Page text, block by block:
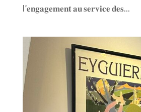
l’𝐞𝐧𝐠𝐚𝐠𝐞𝐦𝐞𝐧𝐭 𝐚𝐮 𝐬𝐞𝐫𝐯𝐢𝐜𝐞 𝐝𝐞𝐬...